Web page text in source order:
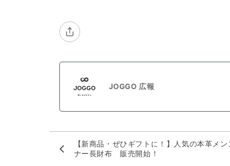
JOGGO 広報
【新商品・ぜひギフトに！】人気の本革メ
ナー長財布 販売開始！